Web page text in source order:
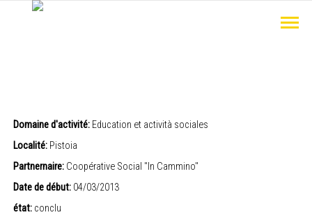
Domaine d'activité: Education et actività sociales
Localité: Pistoia
Partnernaire: Coopérative Social "In Cammino"
Date de début: 04/03/2013
état: conclu